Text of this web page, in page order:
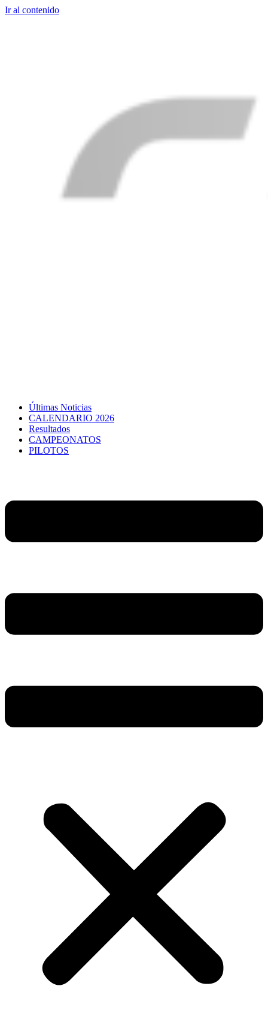
Ir al contenido
Últimas Noticias
CALENDARIO 2026
Resultados
CAMPEONATOS
PILOTOS